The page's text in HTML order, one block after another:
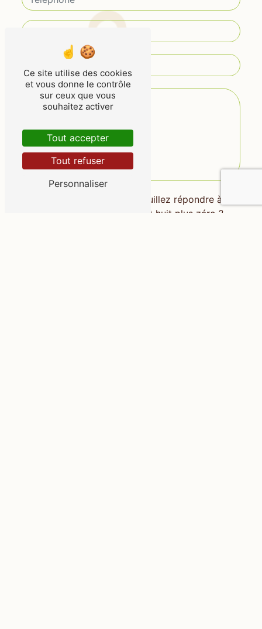
Vous n'êtes pas un robot, veuillez répondre à
cette question : combien font huit plus zéro ?
Ce site utilise des cookies
et vous donne le contrôle
sur ceux que vous
souhaitez activer
Tout accepter
Tout refuser
Personnaliser